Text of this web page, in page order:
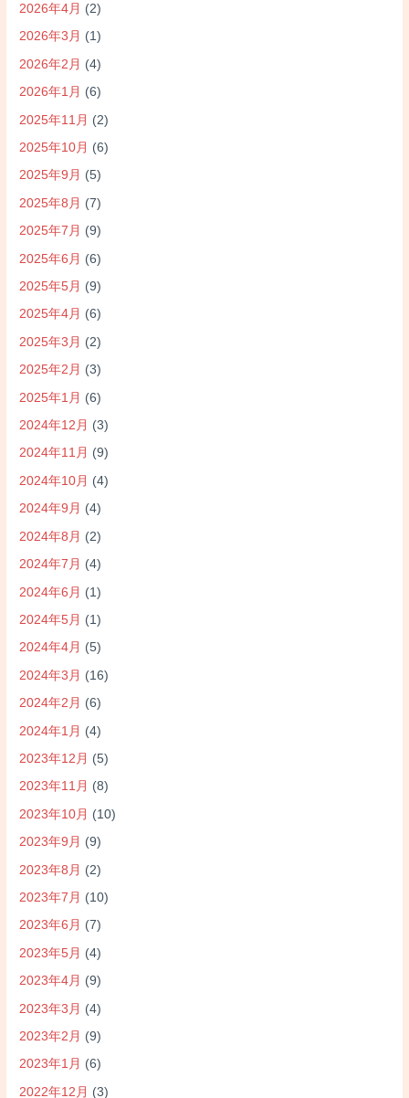
2026年4月 (2)
2026年3月 (1)
2026年2月 (4)
2026年1月 (6)
2025年11月 (2)
2025年10月 (6)
2025年9月 (5)
2025年8月 (7)
2025年7月 (9)
2025年6月 (6)
2025年5月 (9)
2025年4月 (6)
2025年3月 (2)
2025年2月 (3)
2025年1月 (6)
2024年12月 (3)
2024年11月 (9)
2024年10月 (4)
2024年9月 (4)
2024年8月 (2)
2024年7月 (4)
2024年6月 (1)
2024年5月 (1)
2024年4月 (5)
2024年3月 (16)
2024年2月 (6)
2024年1月 (4)
2023年12月 (5)
2023年11月 (8)
2023年10月 (10)
2023年9月 (9)
2023年8月 (2)
2023年7月 (10)
2023年6月 (7)
2023年5月 (4)
2023年4月 (9)
2023年3月 (4)
2023年2月 (9)
2023年1月 (6)
2022年12月 (3)